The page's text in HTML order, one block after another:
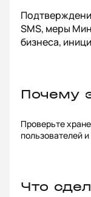
SMS, меры
бизнеса,
Почему
Проверьте
пользователей
Что